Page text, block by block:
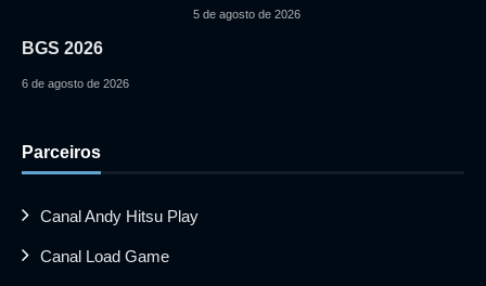
5 de agosto de 2026
BGS 2026
6 de agosto de 2026
Parceiros
Canal Andy Hitsu Play
Canal Load Game